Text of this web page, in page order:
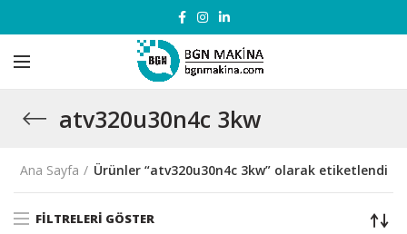
atv320u30n4c 3kw
Ana Sayfa Ürünler “atv320u30n4c 3kw” olarak etiketlendi
FILTRELERI GÖSTER